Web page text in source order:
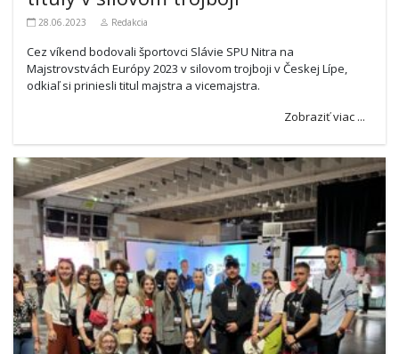
28.06.2023 Redakcia
Cez víkend bodovali športovci Slávie SPU Nitra na
Majstrovstvách Európy 2023 v silovom trojboji v Českej Lípe,
odkiaľ si priniesli titul majstra a vicemajstra.
Zobraziť viac ...